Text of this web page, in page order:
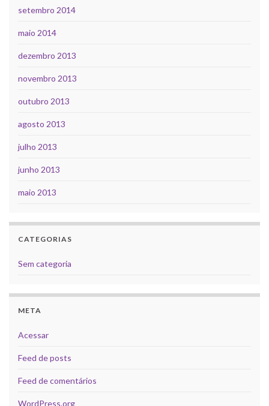
setembro 2014
maio 2014
dezembro 2013
novembro 2013
outubro 2013
agosto 2013
julho 2013
junho 2013
maio 2013
CATEGORIAS
Sem categoria
META
Acessar
Feed de posts
Feed de comentários
WordPress.org